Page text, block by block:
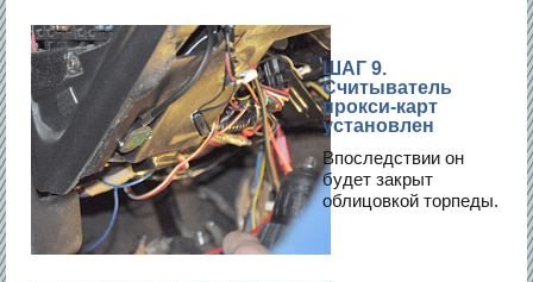
ШАГ 9.
Считыватель
прокси-карт
установлен
Впоследствии он
будет закрыт
облицовкой торпеды.